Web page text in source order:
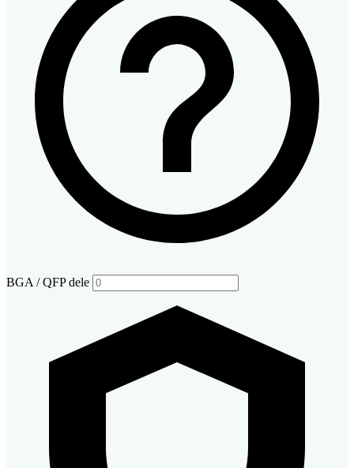
BGA / QFP dele